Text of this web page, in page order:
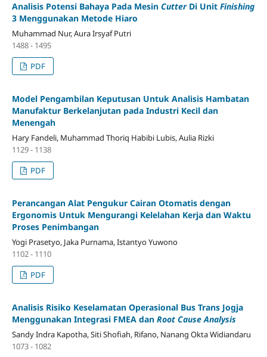
Analisis Potensi Bahaya Pada Mesin CutterDi UnitFinishing
3 Menggunakan Metode Hiaro
Muhammad Nur, Aura Irsyaf Putri
1488 - 1495
PDF
Model Pengambilan Keputusan Untuk Analisis Hambatan
Manufaktur Berkelanjutan pada Industri Kecil dan
Menengah
Hary Fandeli, Muhammad Thoriq Habibi Lubis, Aulia Rizki
1129 - 1138
PDF
Perancangan Alat Pengukur Cairan Otomatis dengan
Ergonomis Untuk Mengurangi Kelelahan Kerja dan Waktu
Proses Penimbangan
Yogi Prasetyo, Jaka Purnama, Istantyo Yuwono
1102 - 1110
PDF
Analisis Risiko Keselamatan Operasional Bus Trans Jogja
Menggunakan Integrasi FMEA dan Root Cause Analysis
Sandy Indra Kapotha, Siti Shofiah, Rifano, Nanang Okta Widiandaru
1073 - 1082